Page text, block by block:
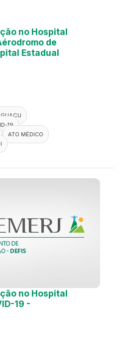
no Hospital
de
Estadual
19
ATO MÉDICO
no Hospital
19 -